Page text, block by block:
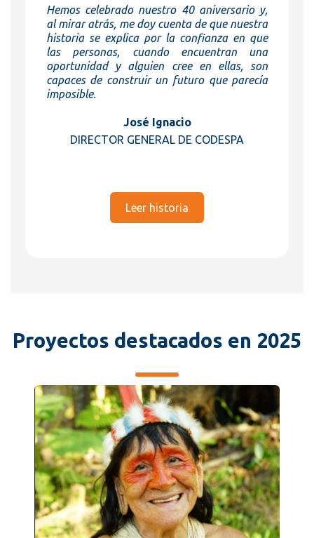
Hemos celebrado nuestro 40 aniversario y,
al mirar atrás, me doy cuenta de que nuestra
historia se explica por la confianza en que
las personas, cuando encuentran una
oportunidad y alguien cree en ellas, son
capaces de construir un futuro que parecía
imposible.
José Ignacio
DIRECTOR GENERAL DE CODESPA
Leer historia
Proyectos destacados en 2025